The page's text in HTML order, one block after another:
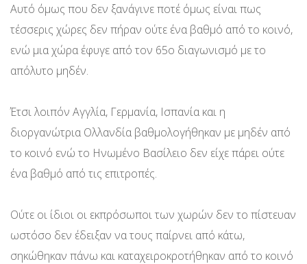
Αυτό όμως που δεν ξανάγινε ποτέ όμως είναι πως
τέσσερις χώρες δεν πήραν ούτε ένα βαθμό από το κοινό,
ενώ μια χώρα έφυγε από τον 65ο διαγωνισμό με το
απόλυτο μηδέν.
Έτσι λοιπόν Αγγλία, Γερμανία, Ισπανία και η
διοργανώτρια Ολλανδία βαθμολογήθηκαν με μηδέν από
το κοινό ενώ το Ηνωμένο Βασίλειο δεν είχε πάρει ούτε
ένα βαθμό από τις επιτροπές.
Ούτε οι ίδιοι οι εκπρόσωποι των χωρών δεν το πίστευαν
ωστόσο δεν έδειξαν να τους παίρνει από κάτω,
σηκώθηκαν πάνω και καταχειροκροτήθηκαν από το κοινό